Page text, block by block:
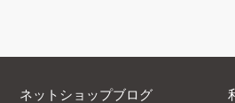
ネットショップブログ